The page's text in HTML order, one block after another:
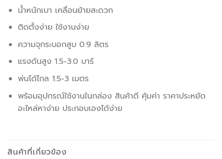
น้ำหนักเบา เคลื่อนย้ายสะดวก
ติดตั้งง่าย ใช้งานง่าย
ความจุกระบอกสูบ 0.9 ลิตร
แรงดันสูง 1.5-3.0 บาร์
พ่นได้ไกล 1.5-3 เมตร
พร้อมอุปกรณ์ใช้งานในกล่อง สินค้าดี คุ้มค่า ราคาประหยัด
อะไหล่หาง่าย ประกอบเองได้ง่าย
สินค้าที่เกี่ยวข้อง